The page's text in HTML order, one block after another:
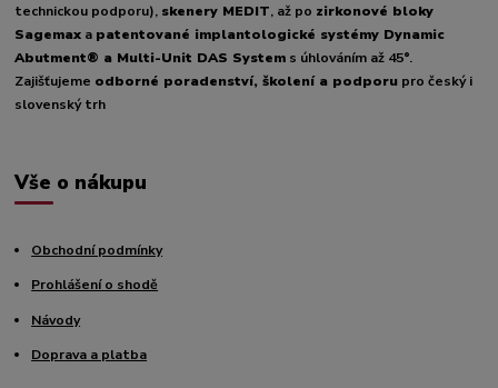
technickou podporu), skenery MEDIT, až po zirkonové bloky
Sagemax a patentované implantologické systémy Dynamic
Abutment® a Multi-Unit DAS System s úhlováním až 45°.
Zajišťujeme odborné poradenství, školení a podporu pro český i
slovenský trh
Vše o nákupu
Obchodní podmínky
Prohlášení o shodě
Návody
Doprava a platba